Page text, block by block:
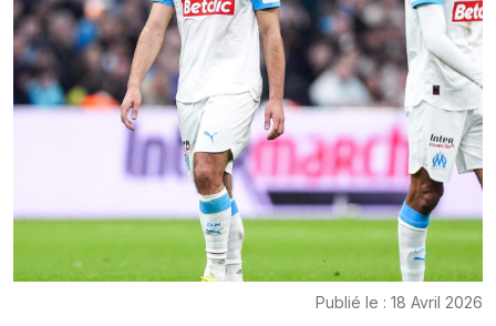
Publié le : 18 Avril 2026